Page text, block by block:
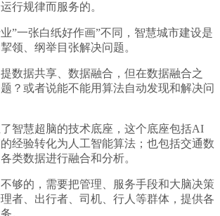
行规律而服务的。
一张白纸好作画”不同，智慧城市建设是
领、纲举目张解决问题。
据共享、数据融合，但在数据融合之
？或者说能不能用算法自动发现和解决问
慧超脑的技术底座，这个底座包括AI
经验转化为人工智能算法；也包括交通数
类数据进行融合和分析。
的，需要把管理、服务手段和大脑决策
者、出行者、司机、行人等群体，提供各
。